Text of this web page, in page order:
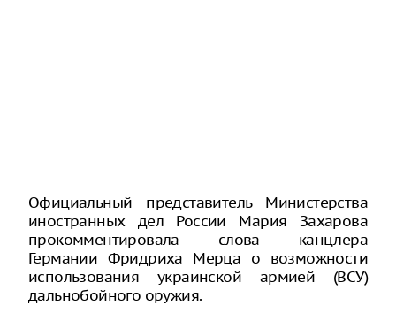
Официальный представитель Министерства
иностранных дел России Мария Захарова
прокомментировала слова канцлера
Германии Фридриха Мерца о возможности
использования украинской армией (ВСУ)
дальнобойного оружия.